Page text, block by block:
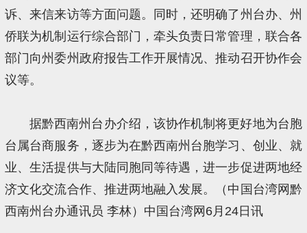
诉、来信来访等方面问题。同时，还明确了州台办、州
侨联为机制运行综合部门，牵头负责日常管理，联合各
部门向州委州政府报告工作开展情况、推动召开协作会
议等。
据黔西南州台办介绍，该协作机制将更好地为台胞
台属台商服务，逐步为在黔西南州台胞学习、创业、就
业、生活提供与大陆同胞同等待遇，进一步促进两地经
济文化交流合作、推进两地融入发展。（中国台湾网黔
西南州台办通讯员 李林）中国台湾网6月24日讯